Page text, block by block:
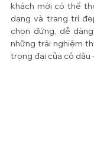
khách mời có thể
dạng và trang trí
chọn đứng, dễ
những trải nghiệm
trọng đại của cô dâu